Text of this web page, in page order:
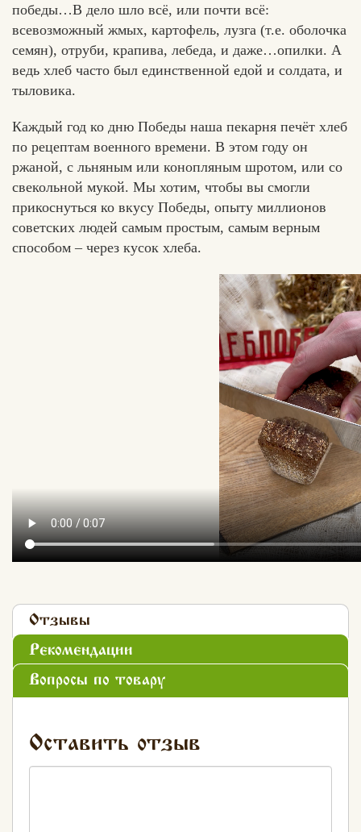
победы…В дело шло всё, или почти всё:
всевозможный жмых, картофель, лузга (т.е. оболочка
семян), отруби, крапива, лебеда, и даже…опилки. А
ведь хлеб часто был единственной едой и солдата, и
тыловика.
Каждый год ко дню Победы наша пекарня печёт хлеб
по рецептам военного времени. В этом году он
ржаной, с льняным или конопляным шротом, или со
свекольной мукой. Мы хотим, чтобы вы смогли
прикоснуться ко вкусу Победы, опыту миллионов
советских людей самым простым, самым верным
способом – через кусок хлеба.
Отзывы
Рекомендации
Вопросы по товару
Оставить отзыв